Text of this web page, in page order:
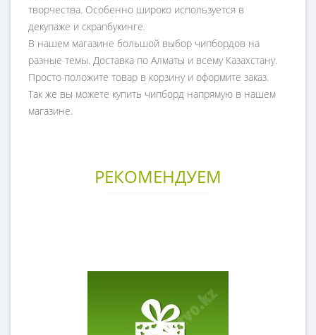
творчества. Особенно широко используется в
декупаже и скрапбукинге.
В нашем магазине большой выбор чипбордов на
разные темы. Доставка по Алматы и всему Казахстану.
Просто положите товар в корзину и оформите заказ.
Так же вы можете купить чипборд напрямую в нашем
магазине.
РЕКОМЕНДУЕМ